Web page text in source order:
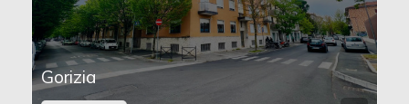
Gorizia